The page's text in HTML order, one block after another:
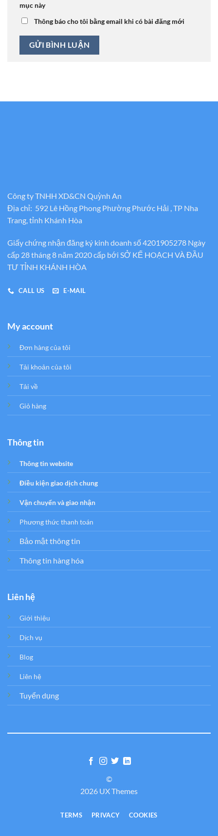
mục này
Thông báo cho tôi bằng email khi có bài đăng mới
Công ty TNHH XD&CN Quỳnh An
Địa chỉ: 592 Lê Hồng Phong Phường Phước Hải , TP Nha
Trang, tỉnh Khánh Hòa
Giấy chứng nhận đăng ký kinh doanh số 4201905278 Ngày
cấp 28 tháng 8 năm 2020 cấp bới SỞ KẾ HOẠCH VÀ ĐẦU
TƯ TỈNH KHÁNH HÒA
CALL US E-MAIL
My account
Đơn hàng của tôi
Tải khoản của tôi
Tải về
Giỏ hàng
Thông tin
Thông tin website
Điều kiện giao dịch chung
Vận chuyển và giao nhận
Phương thức thanh toán
Bảo mật thông tin
Thông tin hàng hóa
Liên hệ
Giới thiệu
Dịch vụ
Blog
Liên hệ
Tuyển dụng
©
2026 UX Themes
TERMS PRIVACY COOKIES